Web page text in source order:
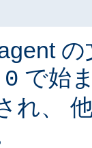
で始
れ、